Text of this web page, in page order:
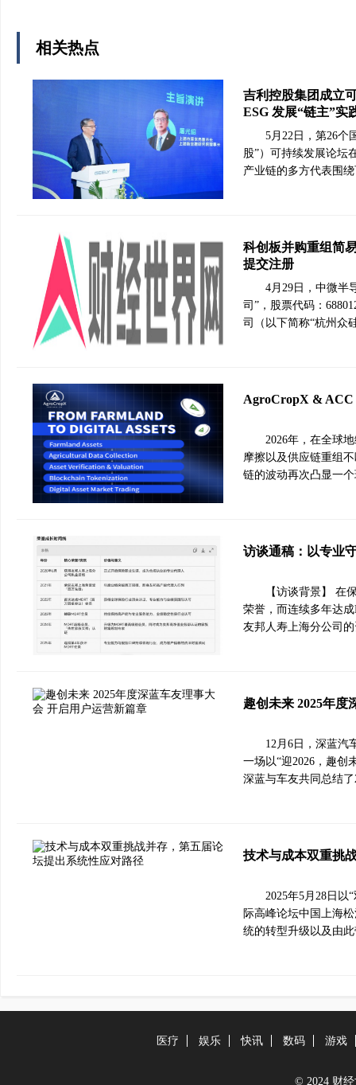
相关热点
吉利控股集团成立
ESG 发展“链主”实
5月22日，第26个
股”）可持续发展论坛
产业链的多方代表围
科创板并购重组简
提交注册
4月29日，中微半
司”，股票代码：
司（以下简称“杭州众
AgroCropX & ACC
2026年，在全球
摩擦以及供应链重组
链的波动再次凸显一
访谈通稿：以专业
【访谈背景】 在
荣誉，而连续多年达
友邦人寿上海分公司
趣创未来 2025年度
12月6日，深蓝汽
一场以“迎2026，趣创
深蓝与车友共同总结
技术与成本双重挑
2025年5月28日以
际高峰论坛中国上海
统的转型升级以及由
医疗 娱乐 快讯 数码 游戏
© 2024 财经